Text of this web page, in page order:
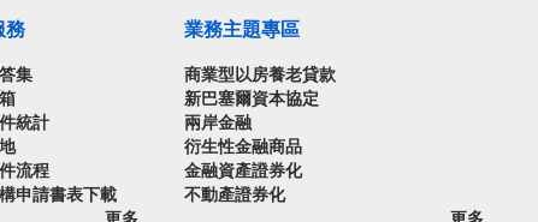
務
集
統計
流程
申請書表下載
業務主題專區
商業型以房養老貸款
新巴塞爾資本協定
兩岸金融
衍生性金融商品
金融資產證券化
不動產證券化